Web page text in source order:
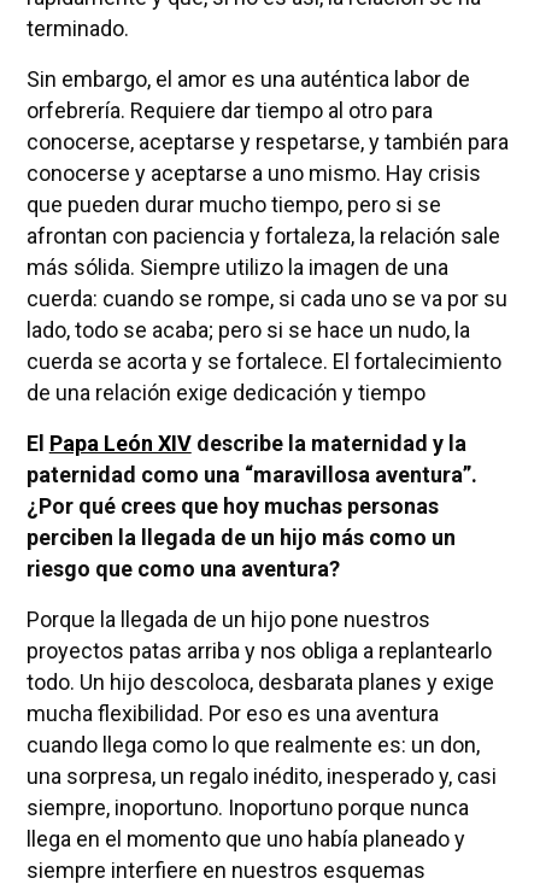
terminado.
Sin embargo, el amor es una auténtica labor de
orfebrería. Requiere dar tiempo al otro para
conocerse, aceptarse y respetarse, y también para
conocerse y aceptarse a uno mismo. Hay crisis
que pueden durar mucho tiempo, pero si se
afrontan con paciencia y fortaleza, la relación sale
más sólida. Siempre utilizo la imagen de una
cuerda: cuando se rompe, si cada uno se va por su
lado, todo se acaba; pero si se hace un nudo, la
cuerda se acorta y se fortalece. El fortalecimiento
de una relación exige dedicación y tiempo
El Papa León XIVdescribe la maternidad y la
paternidad como una “maravillosa aventura”.
¿Por qué crees que hoy muchas personas
perciben la llegada de un hijo más como un
riesgo que como una aventura?
Porque la llegada de un hijo pone nuestros
proyectos patas arriba y nos obliga a replantearlo
todo. Un hijo descoloca, desbarata planes y exige
mucha flexibilidad. Por eso es una aventura
cuando llega como lo que realmente es: un don,
una sorpresa, un regalo inédito, inesperado y, casi
siempre, inoportuno. Inoportuno porque nunca
llega en el momento que uno había planeado y
siempre interfiere en nuestros esquemas